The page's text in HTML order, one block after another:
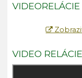
VIDEO